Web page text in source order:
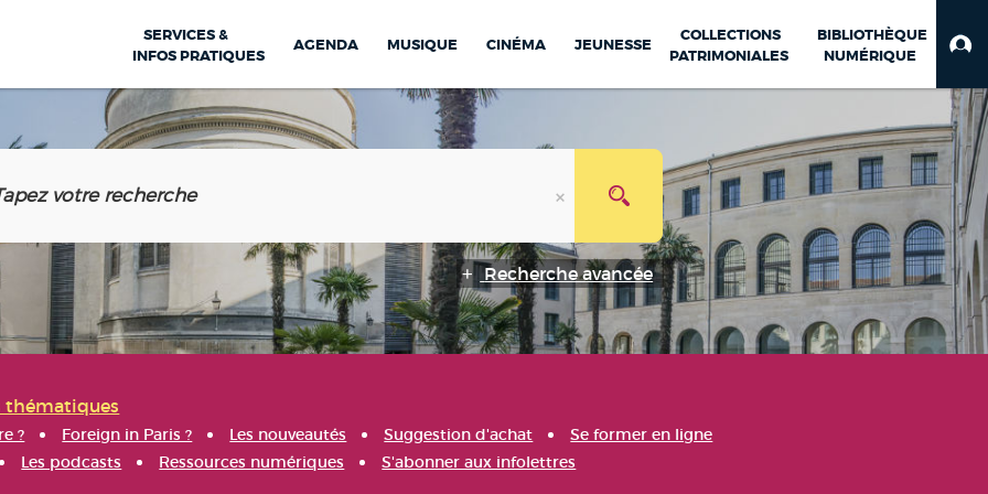
SERVICES &
INFOS PRATIQUES
AGENDA MUSIQUE CINÉMA JEUNESSE
COLLECTIONS
PATRIMONIALES
BIBLIOTHÈQUE
NUMÉRIQUE
Recherche avancée
thématiques
? Foreign in Paris ? Les nouveautés Suggestion d'achat
Se former en ligne
Les podcasts Ressources numériques S'abonner aux infolettres